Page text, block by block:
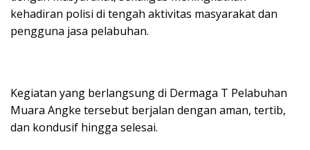
kehadiran polisi di tengah aktivitas masyarakat dan
pengguna jasa pelabuhan.
Kegiatan yang berlangsung di Dermaga T Pelabuhan
Muara Angke tersebut berjalan dengan aman, tertib,
dan kondusif hingga selesai.